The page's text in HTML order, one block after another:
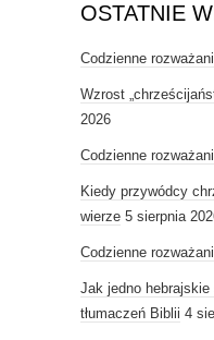
OSTATNIE
Codzienne
Wzrost
2026
Codzienne
Kiedy przywódcy
wierze 5 sierpnia
Codzienne
Jak jedno hebrajskie
tłumaczeń Biblii 4